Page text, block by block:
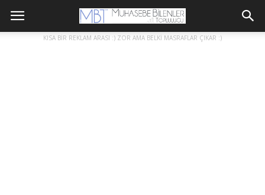
KISA BİR REKLAM ARASI :) ZOR AMA BELKİ MASRAFLAR ÇIKAR :)